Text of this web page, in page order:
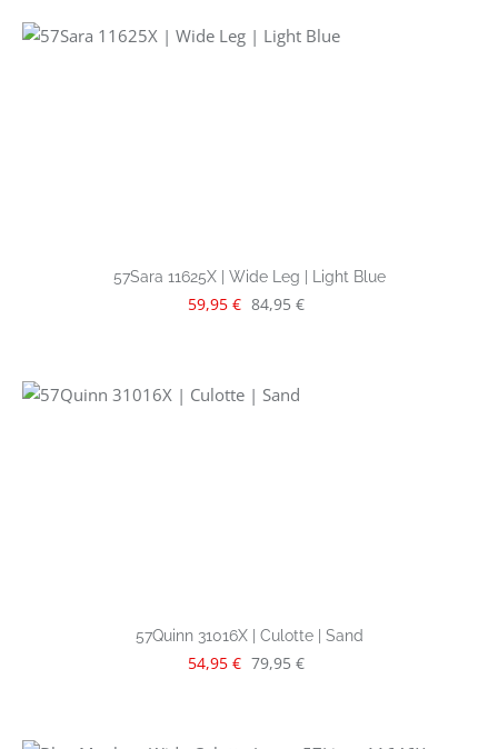
57Sara 11625X | Wide Leg | Light Blue
Verkaufspreis:
59,95 € Regulärer Preis:
84,95 €
57Quinn 31016X | Culotte | Sand
Verkaufspreis:
54,95 € Regulärer Preis:
79,95 €